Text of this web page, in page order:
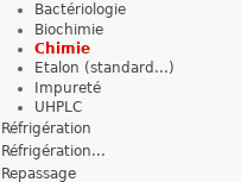
Bactériologie
Biochimie
Chimie
Etalon (standard...)
Impureté
UHPLC
Réfrigération
Réfrigération...
Repassage